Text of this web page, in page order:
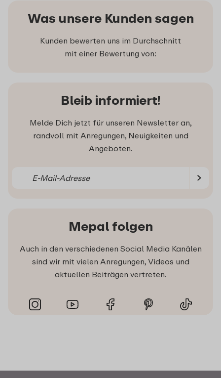
Was unsere Kunden sagen
Kunden bewerten uns im Durchschnitt
mit einer Bewertung von:
Bleib informiert!
Melde Dich jetzt für unseren Newsletter an,
randvoll mit Anregungen, Neuigkeiten und
Angeboten.
Mepal folgen
Auch in den verschiedenen Social Media Kanälen
sind wir mit vielen Anregungen, Videos und
aktuellen Beiträgen vertreten.